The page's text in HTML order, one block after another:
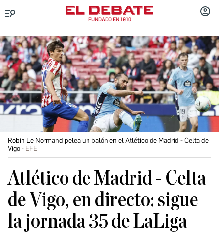
FUNDADO EN 1910
Robin Le Normand pelea un balón en el Atlético de Madrid - Celta de
Vigo
EFE
Atlético de Madrid - Celta
de Vigo, en directo: sigue
la jornada 35 de LaLiga